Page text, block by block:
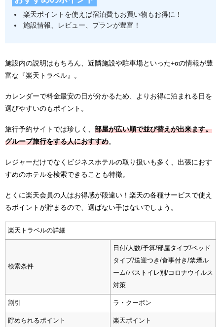
楽天ポイントを使えば宿泊費もお買い物もお得に！
施設情報、レビュー、プランが豊富！
施設内の説明はもちろん、近隣施設や駐車場といった+αの情報が豊
富な『楽天トラベル』。
カレンダーで料金最安の日が分かるため、よりお得に泊まれる日を
選びやすいのもポイント。
旅行予約サイトでは珍しく、 部屋が広い順で並び替えが出来ます。
グループ旅行をする人におすすめ。
レジャーだけでなくビジネスホテルの取り扱いも多く、出張におす
すめのホテルを検索できることも特徴。
とくに楽天会員の人はお得感が段違い！楽天の各種サービスで使え
るポイントが貯まるので、選ばない手はないでしょう。
楽天トラベルの詳細
検索条件
日付/人数/予算/部屋タイプ/ベッド
タイプ/送迎つき/食事付き/禁煙ル
ーム/バストイレ別/コロナウイルス
対策
割引 ラ・クーポン
貯められるポイント 楽天ポイント